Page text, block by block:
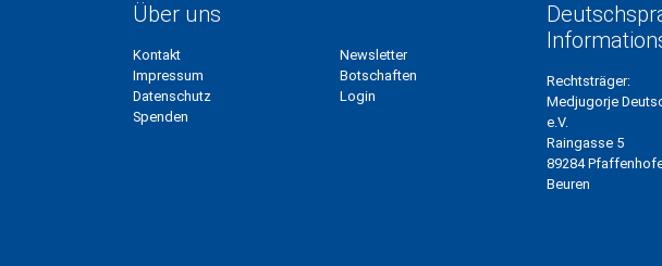
Über uns
Kontakt
Impressum
Datenschutz
Spenden
Newsletter
Botschaften
Login
Rechtsträger:
Medjugorje
e.V.
Raingasse 5
89284
Beuren